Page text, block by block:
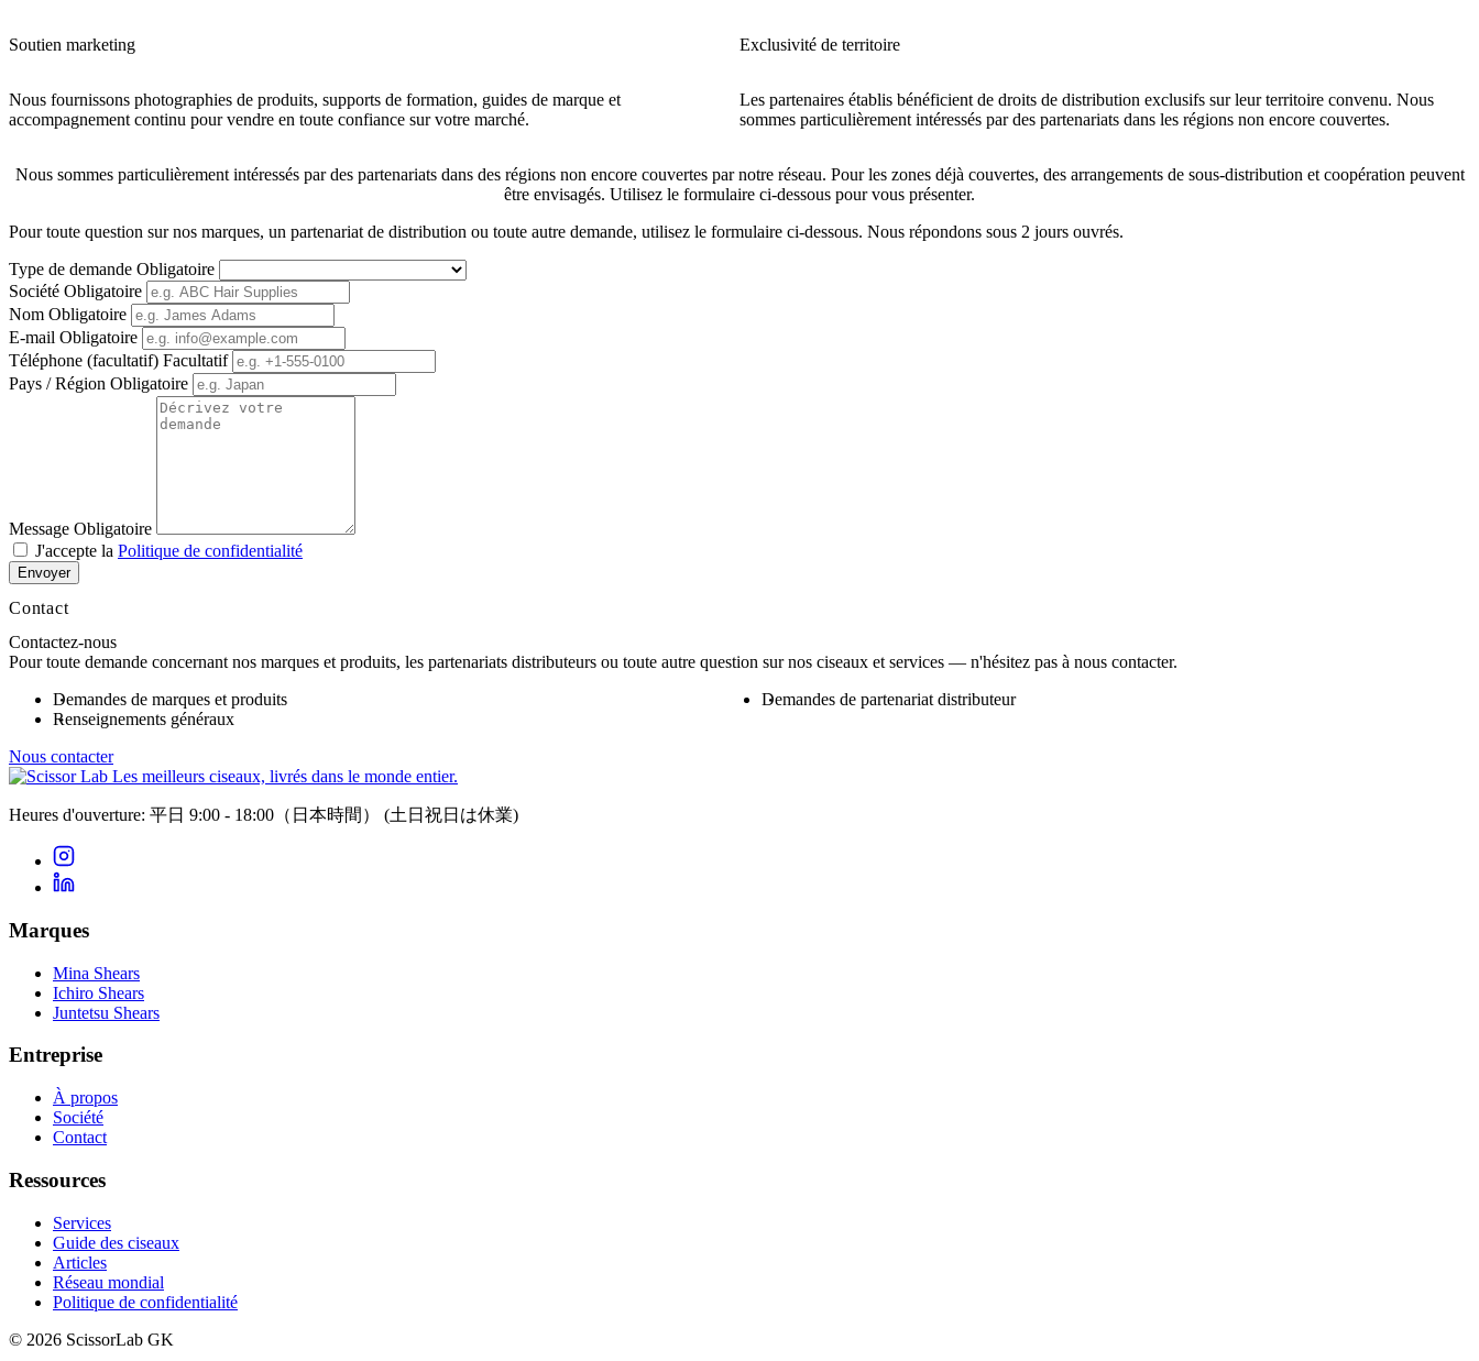
Soutien marketing
Nous fournissons photographies de produits, supports de formation, guides de marque et
accompagnement continu pour vendre en toute confiance sur votre marché.
Exclusivité de territoire
Les partenaires établis bénéficient de droits de distribution exclusifs sur leur territoire convenu. Nous
sommes particulièrement intéressés par des partenariats dans les régions non encore couvertes.
Nous sommes particulièrement intéressés par des partenariats dans des régions non encore couvertes par notre réseau. Pour les zones déjà couvertes, des arrangements de sous-distribution et coopération peuvent
être envisagés. Utilisez le formulaire ci-dessous pour vous présenter.
Pour toute question sur nos marques, un partenariat de distribution ou toute autre demande, utilisez le formulaire ci-dessous. Nous répondons sous 2 jours ouvrés.
Type de demande Obligatoire
Société Obligatoire
Nom Obligatoire
E-mail Obligatoire
Téléphone (facultatif) Facultatif
Pays / Région Obligatoire
Message Obligatoire
J'accepte la Politique de confidentialité
Envoyer
Contact
Contactez-nous
Pour toute demande concernant nos marques et produits, les partenariats distributeurs ou toute autre question sur nos ciseaux et services — n'hésitez pas à nous contacter.
Demandes de marques et produits
Demandes de partenariat distributeur
Renseignements généraux
Nous contacter
Les meilleurs ciseaux, livrés dans le monde entier.
Heures d'ouverture: 平日 9:00 - 18:00（日本時間） (土日祝日は休業)
Marques
Mina Shears
Ichiro Shears
Juntetsu Shears
Entreprise
À propos
Société
Contact
Ressources
Services
Guide des ciseaux
Articles
Réseau mondial
Politique de confidentialité
© 2026 ScissorLab GK